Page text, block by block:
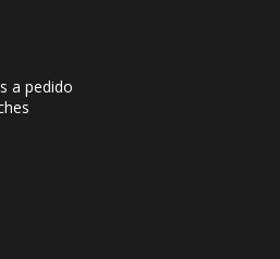
a pedido